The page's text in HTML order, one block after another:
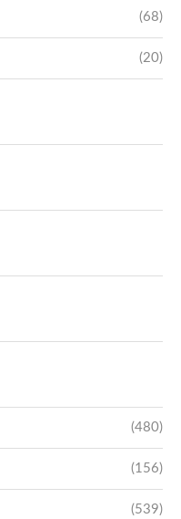
(68)
(20)
(480)
(156)
(539)